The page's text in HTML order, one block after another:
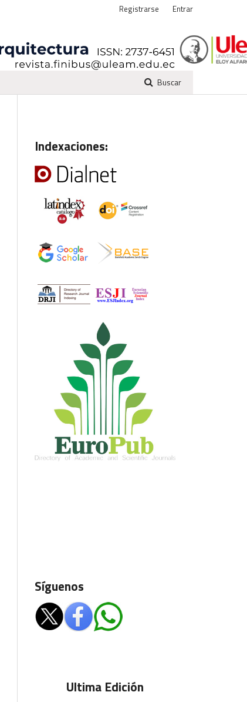
Buscar
Registrarse Entrar
Indexaciones:
Síguenos
Ultima Edición